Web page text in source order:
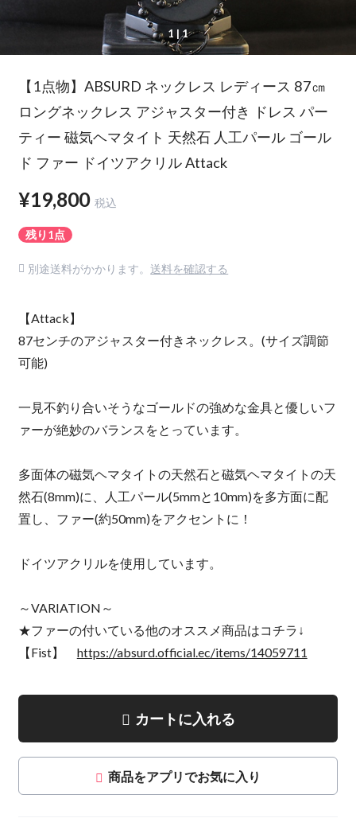
1 | 1
【1点物】ABSURD ネックレス レディース 87㎝
ロングネックレス アジャスター付き ドレス パー
ティー 磁気ヘマタイト 天然石 人工パール ゴール
ド ファー ドイツアクリル Attack
¥19,800 税込
残り1点
別途送料がかかります。 送料を確認する
【Attack】
87センチのアジャスター付きネックレス。(サイズ調節
可能)
一見不釣り合いそうなゴールドの強めな金具と優しいフ
ァーが絶妙のバランスをとっています。
多面体の磁気ヘマタイトの天然石と磁気ヘマタイトの天
然石(8mm)に、人工パール(5mmと10mm)を多方面に配
置し、ファー(約50mm)をアクセントに！
ドイツアクリルを使用しています。
～VARIATION～
★ファーの付いている他のオススメ商品はコチラ↓
【Fist】 https://absurd.official.ec/items/14059711
カートに入れる
商品をアプリでお気に入り